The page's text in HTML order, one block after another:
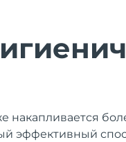
накапливается
эффективный